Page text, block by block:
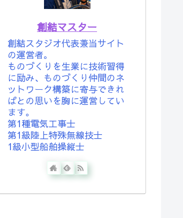
創結マスター
創結スタジオ代表兼当サイト
の運営者。
ものづくりを生業に技術習得
に励み、ものづくり仲間のネ
ットワーク構築に寄与できれ
ばとの思いを胸に運営してい
ます。
第1種電気工事士
第1級陸上特殊無線技士
1級小型船舶操縦士